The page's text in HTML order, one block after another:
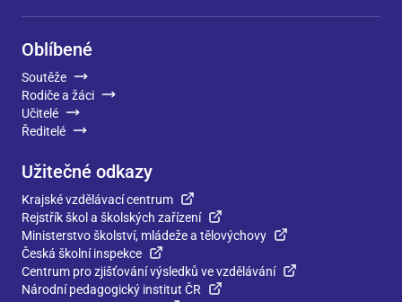
Oblíbené
Soutěže
Rodiče a žáci
Učitelé
Ředitelé
Užitečné odkazy
Krajské vzdělávací centrum
Rejstřík škol a školských zařízení
Ministerstvo školství, mládeže a tělovýchovy
Česká školní inspekce
Centrum pro zjišťování výsledků ve vzdělávání
Národní pedagogický institut ČR